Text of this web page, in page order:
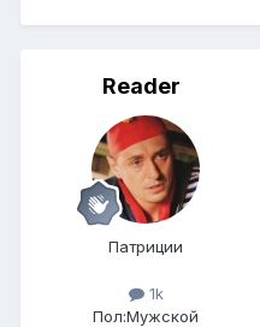
Reader
Патриции
1k
Пол:Мужской